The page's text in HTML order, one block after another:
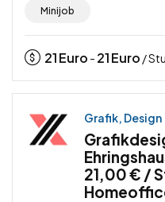
Minijob
21Euro - 21Euro /
Grafik, Design
21,00 € /